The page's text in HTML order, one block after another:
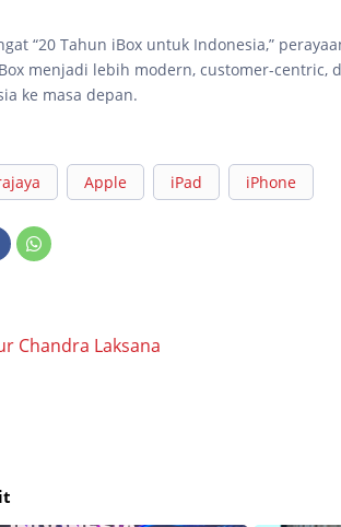
“20 Tahun iBox untuk Indonesia,”
menjadi lebih modern, customer-centric,
ke masa depan.
Apple iPad iPhone
Chandra Laksana